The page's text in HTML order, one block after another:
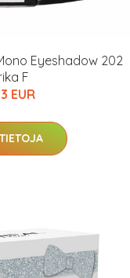
Eyeshadow 202
F
EUR